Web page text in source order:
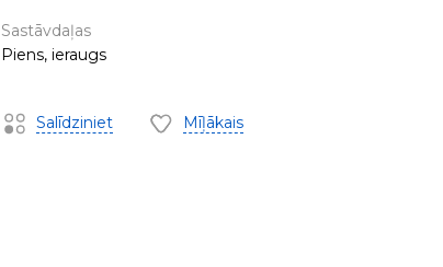
Sastāvdaļas
Piens, ieraugs
Salīdziniet Mīļākais